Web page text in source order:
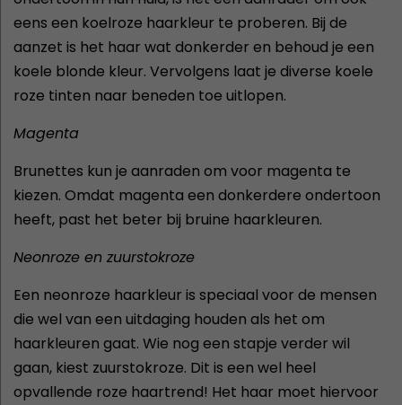
eens een koelroze haarkleur te proberen. Bij de
aanzet is het haar wat donkerder en behoud je een
koele blonde kleur. Vervolgens laat je diverse koele
roze tinten naar beneden toe uitlopen.
Magenta
Brunettes kun je aanraden om voor magenta te
kiezen. Omdat magenta een donkerdere ondertoon
heeft, past het beter bij bruine haarkleuren.
Neonroze en zuurstokroze
Een neonroze haarkleur is speciaal voor de mensen
die wel van een uitdaging houden als het om
haarkleuren gaat. Wie nog een stapje verder wil
gaan, kiest zuurstokroze. Dit is een wel heel
opvallende roze haartrend! Het haar moet hiervoor